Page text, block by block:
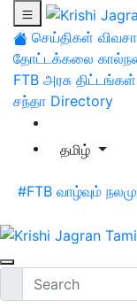
செய்திகள்
தோட்டக்கலை
FTB அரசு திட்டங்கள்
சந்தா Directory
தமிழ்
#FTB வாழ்வும்